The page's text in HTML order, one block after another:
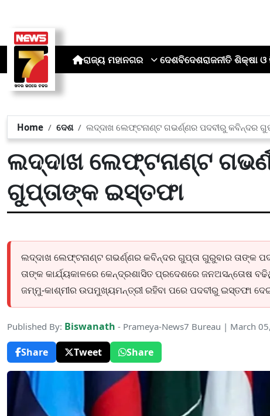
ରାଜ୍ୟ ମହାନଗର ଦେଶବିଦେଶରାଜନୀତି ଶିକ୍ଷା
Home ଦେଶ ଲଦ୍ଦାଖ ଲେଫ୍ଟନାଣ୍ଟ ଗଭର୍ଣ୍ଣର ପଦବୀରୁ କବିନ୍ଦର
ଲଦ୍ଦାଖ ଲେଫ୍ଟନାଣ୍ଟ
ଗୁପ୍ତାଙ୍କ ଇସ୍ତଫା
ଲଦ୍ଦାଖ ଲେଫ୍ଟନାଣ୍ଟ ଗଭର୍ଣ୍ଣର କବିନ୍ଦର ଗୁପ୍ତା ଗୁରୁବାର ତାଙ୍କ
ତାଙ୍କ କାର୍ଯ୍ୟକାଳରେ କେନ୍ଦ୍ରଶାସିତ ପ୍ରଦେଶରେ ଜନଅସନ୍ତୋଷ
ଜମ୍ମୁ-କାଶ୍ମୀର ଉପମୁଖ୍ୟମନ୍ତ୍ରୀ ରହିବା ପରେ ପଦବୀରୁ ଇସ୍ତଫା
Published By: Biswanath - Prameya-News7 Bureau | March
Share
Tweet Share